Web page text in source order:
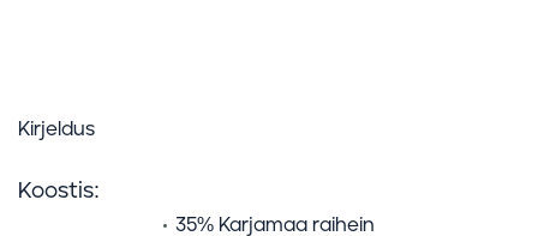
Kirjeldus
Koostis:
35% Karjamaa raihein